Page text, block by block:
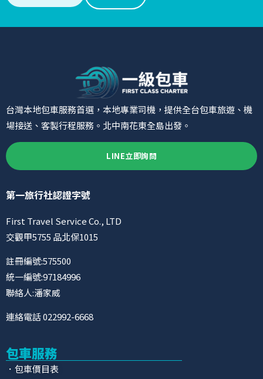
台灣本地包車服務首選，本地專業司機，提供全台包車旅遊、機
場接送、客製行程服務。北中南花東全島出發。
LINE立即詢問
第一旅行社認證字號
First Travel Service Co., LTD
交觀甲5755 品北保1015
註冊編號:575500
統一編號:97184996
聯絡人:潘家威
連絡電話 022992-6668
包車服務
．包車價目表